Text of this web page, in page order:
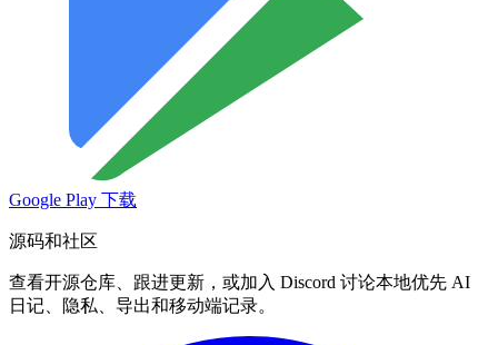
Google Play 下载
源码和社区
查看开源仓库、跟进更新，或加入 Discord 讨论本地优先 AI
日记、隐私、导出和移动端记录。